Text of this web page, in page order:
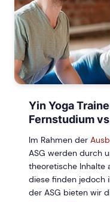
Yin Yoga
Fernstudium
Im Rahmen der
ASG werden durch
theoretische Inhalte
diese finden jedoch
der ASG bieten wir